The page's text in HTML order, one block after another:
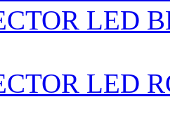
LED
LED